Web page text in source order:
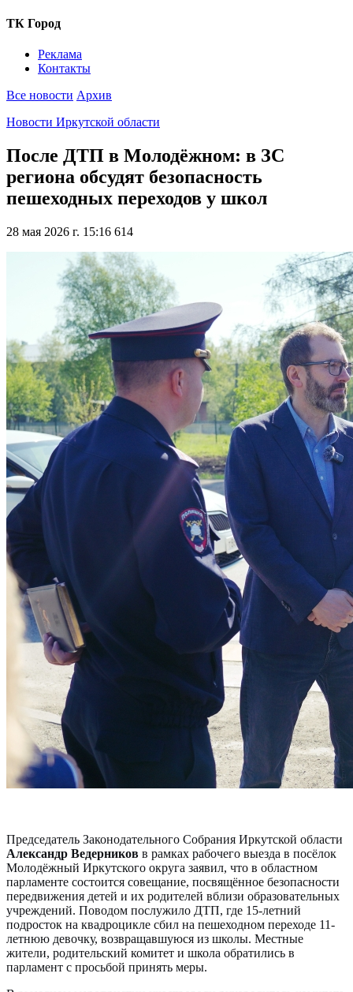
ТК Город
Реклама
Контакты
Все новости Архив
Новости Иркутской области
После ДТП в Молодёжном: в ЗС
региона обсудят безопасность
пешеходных переходов у школ
28 мая 2026 г. 15:16 614
Председатель Законодательного Собрания Иркутской области
Александр Ведерников в рамках рабочего выезда в посёлок
Молодёжный Иркутского округа заявил, что в областном
парламенте состоится совещание, посвящённое безопасности
передвижения детей и их родителей вблизи образовательных
учреждений. Поводом послужило ДТП, где 15-летний
подросток на квадроцикле сбил на пешеходном переходе 11-
летнюю девочку, возвращавшуюся из школы. Местные
жители, родительский комитет и школа обратились в
парламент с просьбой принять меры.